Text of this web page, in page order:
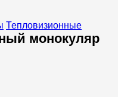
Тепловизионные
монокуляр